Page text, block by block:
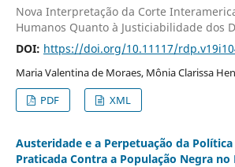
Nova Interpretação da Corte
Humanos Quanto à Justiciabilidade dos
DOI: https://doi.org/10.11117/
Maria Valentina de Moraes, Mônia Clarissa
PDF
XML
Austeridade e a Perpetuação da
Praticada Contra a População Negra no